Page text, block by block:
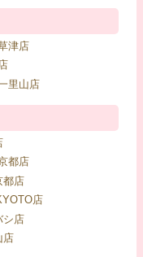
津店
里山店
都店
店
店
店
店